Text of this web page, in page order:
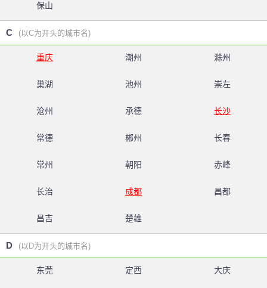
保山
C (以C为开头的城市名)
重庆 潮州 滁州
巢湖 池州 崇左
沧州 承德 长沙
常德 郴州 长春
常州 朝阳 赤峰
长治 成都 昌都
昌吉 楚雄
D (以D为开头的城市名)
东莞 定西 大庆